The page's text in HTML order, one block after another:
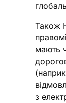
Також
мають
з